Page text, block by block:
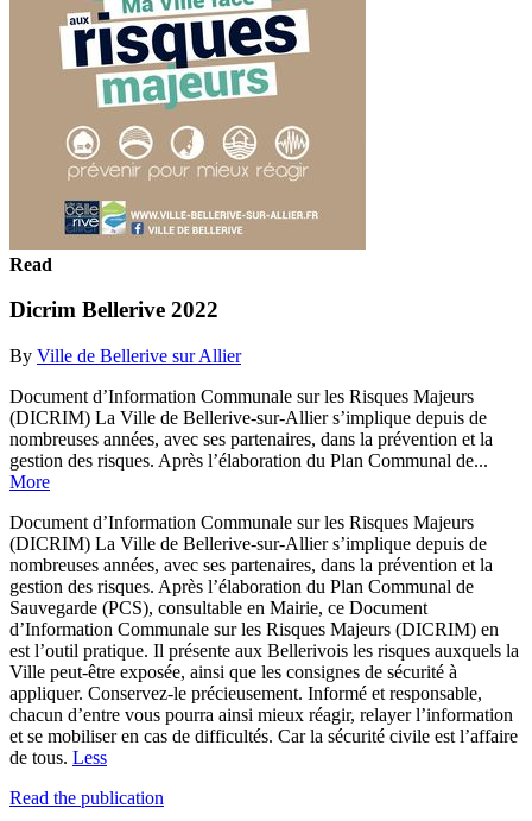
Read
Dicrim Bellerive 2022
By Ville de Bellerive sur Allier
Document d’Information Communale sur les Risques Majeurs
(DICRIM) La Ville de Bellerive-sur-Allier s’implique depuis de
nombreuses années, avec ses partenaires, dans la prévention et la
gestion des risques. Après l’élaboration du Plan Communal de...
More
Document d’Information Communale sur les Risques Majeurs
(DICRIM) La Ville de Bellerive-sur-Allier s’implique depuis de
nombreuses années, avec ses partenaires, dans la prévention et la
gestion des risques. Après l’élaboration du Plan Communal de
Sauvegarde (PCS), consultable en Mairie, ce Document
d’Information Communale sur les Risques Majeurs (DICRIM) en
est l’outil pratique. Il présente aux Bellerivois les risques auxquels la
Ville peut-être exposée, ainsi que les consignes de sécurité à
appliquer. Conservez-le précieusement. Informé et responsable,
chacun d’entre vous pourra ainsi mieux réagir, relayer l’information
et se mobiliser en cas de difficultés. Car la sécurité civile est l’affaire
de tous. Less
Read the publication